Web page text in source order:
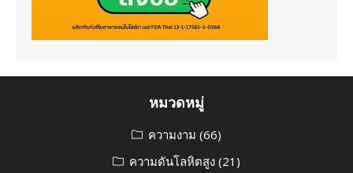
หมวดหมู่
ความงาม (66)
ความดันโลหิตสูง (21)